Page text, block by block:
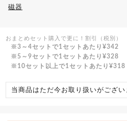
磁器
おまとめセット購入で更に！割引（税別）
3～4セットで1セットあたり ¥342
5～9セットで1セットあたり ¥328
10セット以上で1セットあたり ¥318
当商品はただ今お取り扱いがござい